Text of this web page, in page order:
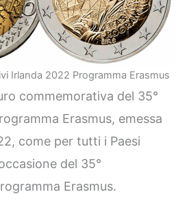
Irlanda 2022 Programma Erasmus
commemorativa del 35°
Erasmus, emessa
come per tutti i Paesi
del 35°
Erasmus.